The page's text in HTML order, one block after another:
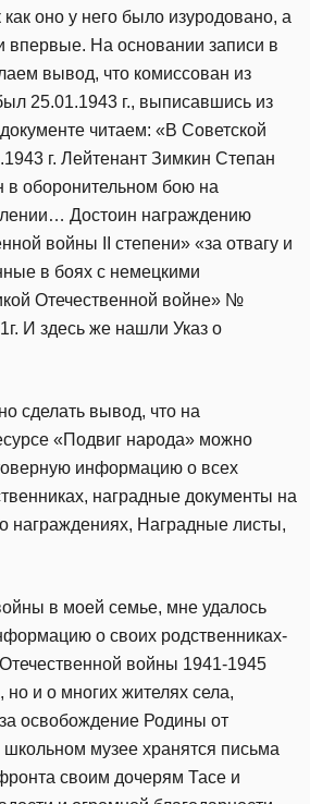
оно у него было изуродовано, а
впервые. На основании записи в
вывод, что комиссован из
25.01.1943 г., выписавшись из
читаем: «В Советской
г. Лейтенант Зимкин Степан
оборонительном бою на
Достоин награждению
войны II степени» «за отвагу и
в боях с немецкими
Отечественной войне» №
И здесь же нашли Указ о
сделать вывод, что на
«Подвиг народа» можно
информацию о всех
наградные документы на
награждениях, Наградные листы,
в моей семье, мне удалось
о своих родственниках-
войны 1941-1945
но и о многих жителях села,
освобождение Родины от
музее хранятся письма
своим дочерям Тасе и